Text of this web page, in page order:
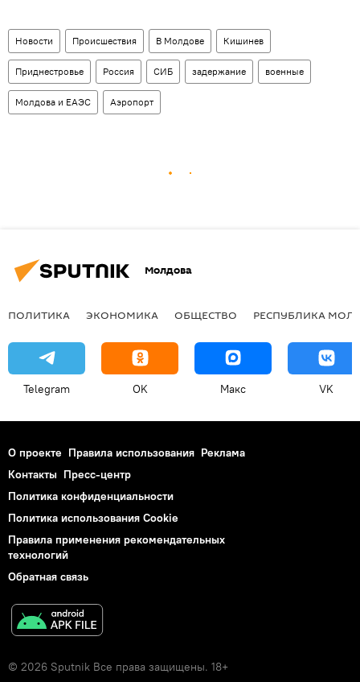
Новости Происшествия В Молдове Кишинев
Приднестровье Россия СИБ задержание военные
Молдова и ЕАЭС Аэропорт
Молдова
ПОЛИТИКА ЭКОНОМИКА ОБЩЕСТВО РЕСПУБЛИКА
Telegram OK Макс VK
О проекте Правила использования Реклама
Контакты Пресс-центр
Политика конфиденциальности
Политика использования Cookie
Правила применения рекомендательных
технологий
Обратная связь
© 2026 Sputnik Все права защищены. 18+